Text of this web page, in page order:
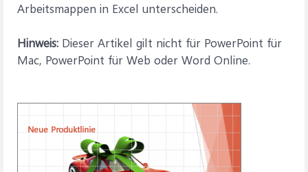
Arbeitsmappen in Excel unterscheiden.
Hinweis: Dieser Artikel gilt nicht für PowerPoint für
Mac, PowerPoint für Web oder Word Online.